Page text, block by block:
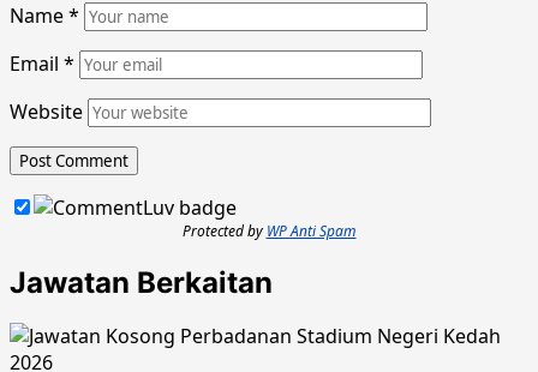
Name*
Email *
Website
Protected by WP Anti Spam
Jawatan Berkaitan